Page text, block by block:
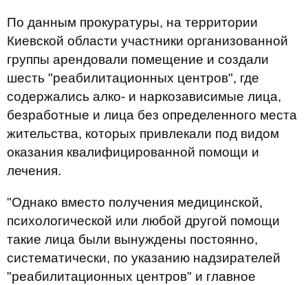
По данным прокуратуры, на территории
Киевской области участники организованной
группы арендовали помещение и создали
шесть "реабилитационных центров", где
содержались алко- и наркозависимые лица,
безработные и лица без определенного места
жительства, которых привлекали под видом
оказания квалифицированной помощи и
лечения.
"Однако вместо получения медицинской,
психологической или любой другой помощи
такие лица были вынуждены постоянно,
систематически, по указанию надзирателей
"реабилитационных центров" и главное